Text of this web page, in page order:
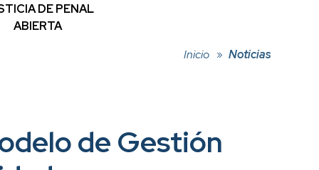
DE PENAL
ABIERTA
Inicio Noticias
de Gestión